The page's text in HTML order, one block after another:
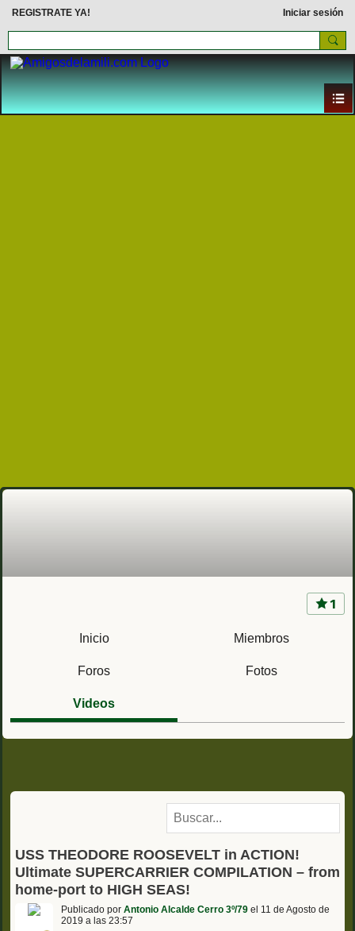
REGISTRATE YA! Iniciar sesión
1
Inicio Miembros
Foros Fotos
Videos
USS THEODORE ROOSEVELT in ACTION!
Ultimate SUPERCARRIER COMPILATION – from
home-port to HIGH SEAS!
Publicado por Antonio Alcalde Cerro 3º/79 el 11 de Agosto de
2019 a las 23:57